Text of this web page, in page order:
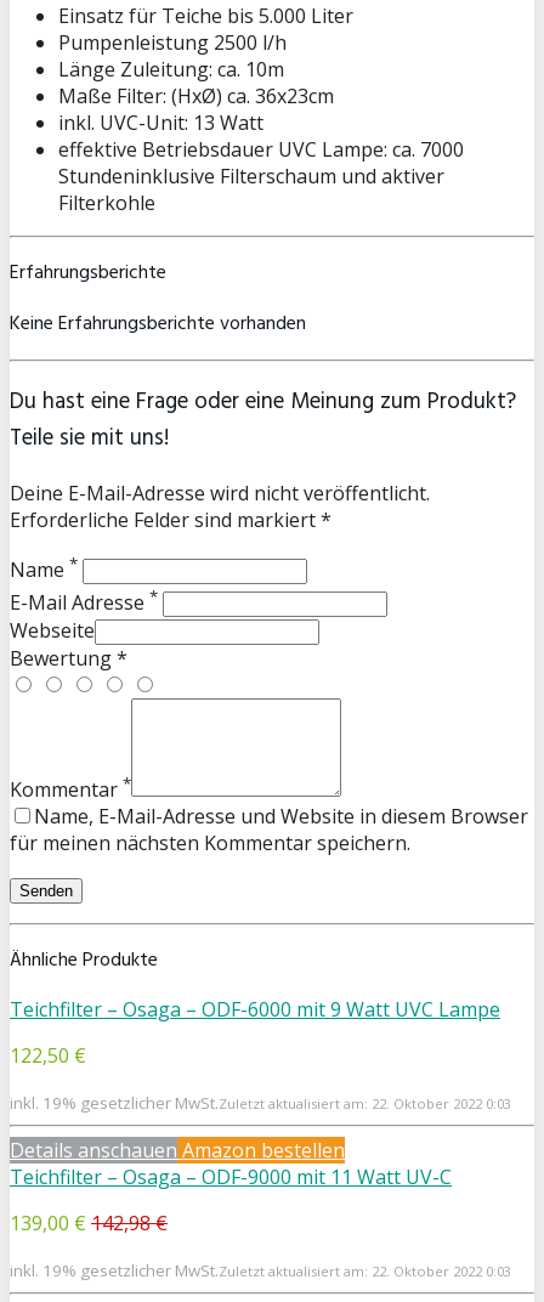
Einsatz für Teiche bis 5.000 Liter
Pumpenleistung 2500 l/h
Länge Zuleitung: ca. 10m
Maße Filter: (HxØ) ca. 36x23cm
inkl. UVC-Unit: 13 Watt
effektive Betriebsdauer UVC Lampe: ca. 7000
Stundeninklusive Filterschaum und aktiver
Filterkohle
Erfahrungsberichte
Keine Erfahrungsberichte vorhanden
Du hast eine Frage oder eine Meinung zum Produkt?
Teile sie mit uns!
Deine E-Mail-Adresse wird nicht veröffentlicht.
Erforderliche Felder sind markiert *
Name *
E-Mail Adresse *
Webseite
Bewertung *
Kommentar *
Name, E-Mail-Adresse und Website in diesem Browser
für meinen nächsten Kommentar speichern.
Ähnliche Produkte
Teichfilter – Osaga – ODF-6000 mit 9 Watt UVC Lampe
122,50 €
inkl. 19% gesetzlicher MwSt.Zuletzt aktualisiert am: 22. Oktober 2022 0:03
Details anschauen Amazon bestellen
Teichfilter – Osaga – ODF-9000 mit 11 Watt UV-C
139,00 € 142,98 €
inkl. 19% gesetzlicher MwSt.Zuletzt aktualisiert am: 22. Oktober 2022 0:03